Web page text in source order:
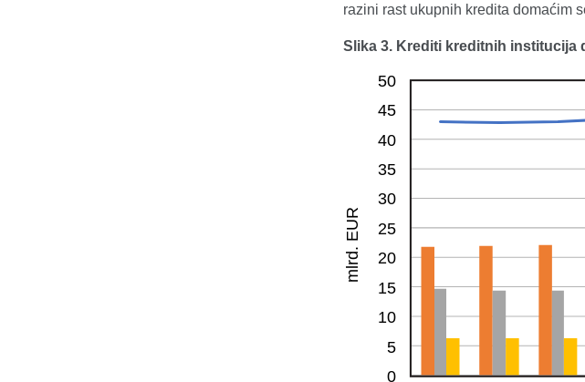
razini rast ukupnih kredita domaćim
Slika 3. Krediti kreditnih institucija